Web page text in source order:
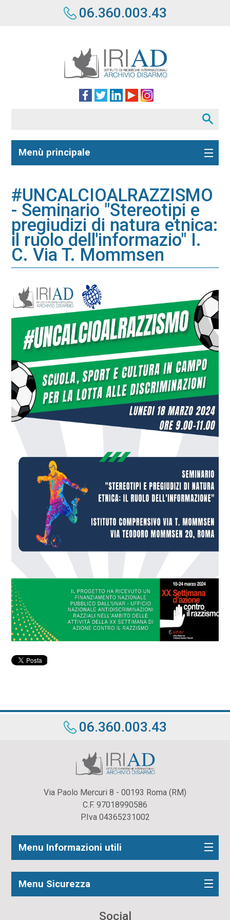
06.360.003.43
Menù principale
#UNCALCIOALRAZZISMO
- Seminario "Stereotipi e
pregiudizi di natura etnica:
il ruolo dell'informazio" I.
C. Via T. Mommsen
06.360.003.43
Via Paolo Mercuri 8 - 00193 Roma (RM)
C.F. 97018990586
P.Iva 04365231002
Menu Informazioni utili
Menu Sicurezza
Social